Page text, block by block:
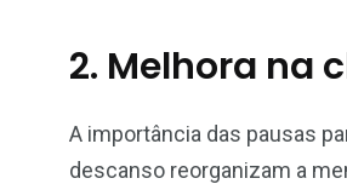
2. Melhora na
A importância das pausas
descanso reorganizam a